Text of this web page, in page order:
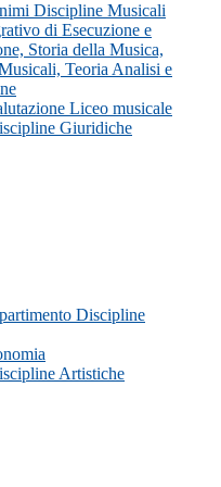
Discipline Musicali
di Esecuzione e
Storia della Musica,
Teoria Analisi e
Liceo musicale
Giuridiche
Discipline
Artistiche